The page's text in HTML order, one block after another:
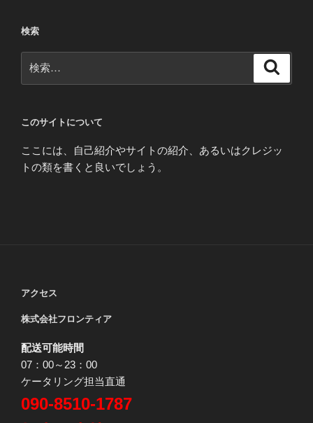
検索
索:
このサイトについて
ここには、自己紹介やサイトの紹介、あるいはクレジッ
トの類を書くと良いでしょう。
アクセス
株式会社フロンティア
配送可能時間
07：00～23：00
ケータリング担当直通
090-8510-1787